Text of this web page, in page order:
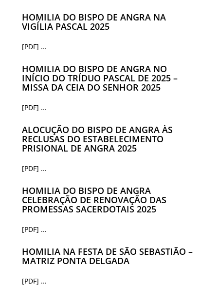
HOMILIA DO BISPO DE ANGRA NA
VIGÍLIA PASCAL 2025
[PDF] ...
HOMILIA DO BISPO DE ANGRA NO
INÍCIO DO TRÍDUO PASCAL DE 2025 –
MISSA DA CEIA DO SENHOR 2025
[PDF] ...
ALOCUÇÃO DO BISPO DE ANGRA ÀS
RECLUSAS DO ESTABELECIMENTO
PRISIONAL DE ANGRA 2025
[PDF] ...
HOMILIA DO BISPO DE ANGRA
CELEBRAÇÃO DE RENOVAÇÃO DAS
PROMESSAS SACERDOTAIS 2025
[PDF] ...
HOMILIA NA FESTA DE SÃO SEBASTIÃO –
MATRIZ PONTA DELGADA
[PDF] ...